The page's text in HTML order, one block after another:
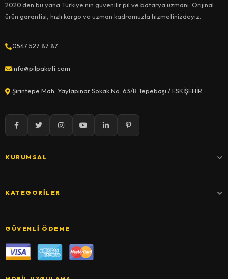
2020'den bu yana Türkiye'nin güvenilir pil ve batarya uzmanı. Orijinal
ürün garantisi, hızlı kargo ve uzman kadromuzla hizmetinizdeyiz.
0547 527 87 87
info@pilpaketi.com
Şirintepe Mah. Yaylapınar Sokak No: 63/B Tepebaşı / ESKİŞEHİR
KURUMSAL
KATEGORILER
GÜVENLI ÖDEME